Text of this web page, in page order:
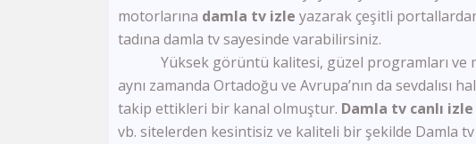
motorlarına damla tv izle yazarak çeşitli
tadına damla tv sayesinde varabilirsiniz.
Yüksek görüntü kalitesi, güzel programları ve
aynı zamanda Ortadoğu ve Avrupa’nın da sevdalısı
takip ettikleri bir kanal olmuştur. Damla tv canlı izle
vb. sitelerden kesintisiz ve kaliteli bir şekilde Damla